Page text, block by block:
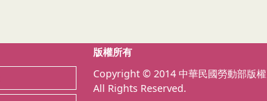
版權所有
Copyright © 2014 中華民國勞動部版權
All Rights Reserved.